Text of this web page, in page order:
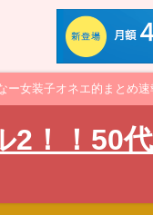
女装子オネエ的まとめ
2！！50